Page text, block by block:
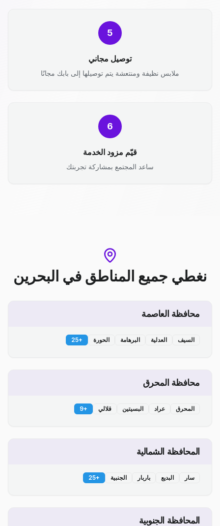
5
توصيل مجاني
ملابس نظيفة ومنتعشة يتم توصيلها إلى بابك مجانًا
6
قيّم مزود الخدمة
ساعد المجتمع بمشاركة تجربتك
نغطي جميع المناطق في البحرين
محافظة العاصمة
السيف العدلية البرهامة الحورة +
25
محافظة المحرق
المحرق عراد البسيتين قلالي +
9
المحافظة الشمالية
سار البديع باربار الجنبية +
25
المحافظة الجنوبية